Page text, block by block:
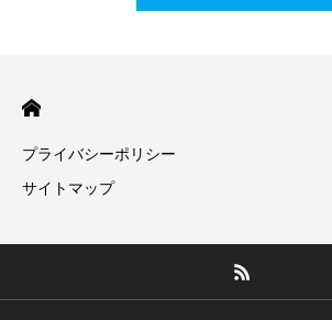
プライバシーポリシー
サイトマップ